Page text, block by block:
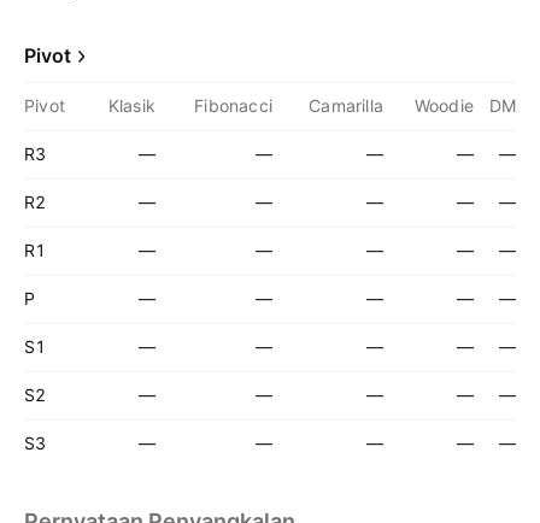
Pivot
Pivot Klasik Fibonacci Camarilla Woodie DM
R3 — — — — —
R2 — — — — —
R1 — — — — —
P — — — — —
S1 — — — — —
S2 — — — — —
S3 — — — — —